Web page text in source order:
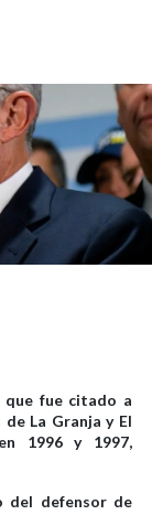
que fue citado a
La Granja y El
1996 y 1997,
del defensor de